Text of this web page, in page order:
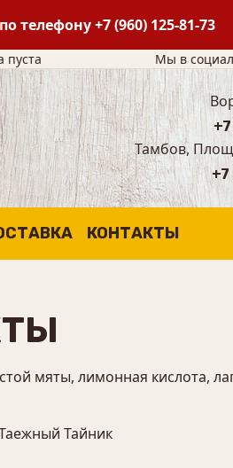
телефону+7 (960) 125-81-73
пуста Мы в
Тамбов,
+7
КОНТАКТЫ
мяты, лимонная кислота,
Тайник